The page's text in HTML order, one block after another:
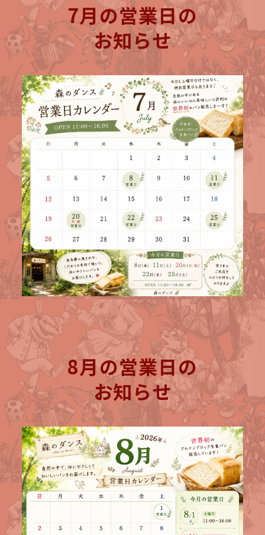
7月の営業日の
お知らせ
8月の営業日の
お知らせ